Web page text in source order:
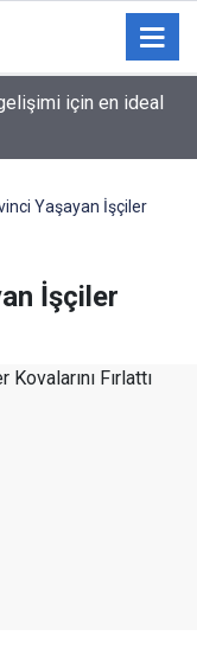
için en ideal
kaybetti
Yaşayan İşçiler
İşçiler